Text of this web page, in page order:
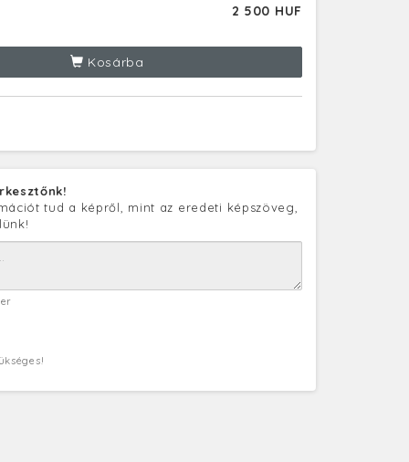
2 500 HUF
Kosárba
tud a képről, mint az eredeti képszöveg,